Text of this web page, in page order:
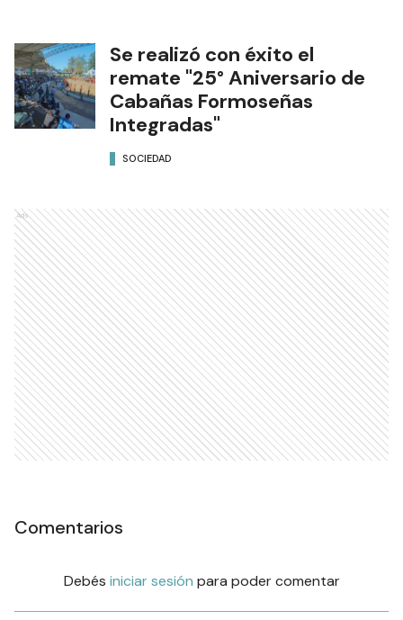
Se realizó con éxito el
remate "25° Aniversario de
Cabañas Formoseñas
Integradas"
SOCIEDAD
Ads
Comentarios
Debés iniciar sesión para poder comentar